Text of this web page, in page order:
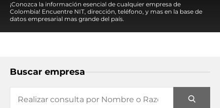
¡Conozca la información esencial de cualquier empresa de
Colombia! Encuentre NIT, dirección, teléfono, y mas en la base de
datos empresarial mas grande del país.
Buscar empresa